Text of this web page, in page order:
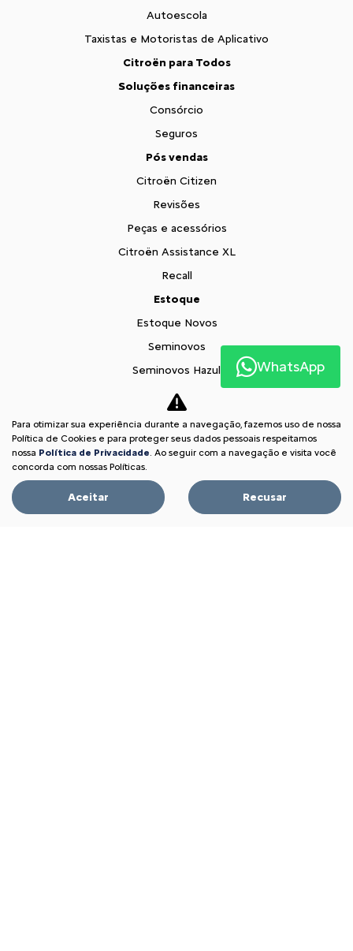
Autoescola
Taxistas e Motoristas de Aplicativo
Citroën para Todos
Soluções financeiras
Consórcio
Seguros
Pós vendas
Citroën Citizen
Revisões
Peças e acessórios
Citroën Assistance XL
Recall
Estoque
Estoque Novos
Seminovos
Seminovos Hazul
Oportunidade Imperdível
Sobre nós
Comfort Drive
Trabalhe conosco
WhatsApp
Para otimizar sua experiência durante a navegação, fazemos uso de nossa
Política de Cookies e para proteger seus dados pessoais respeitamos
nossa Política de Privacidade. Ao seguir com a navegação e visita você
concorda com nossas Políticas.
Aceitar Recusar